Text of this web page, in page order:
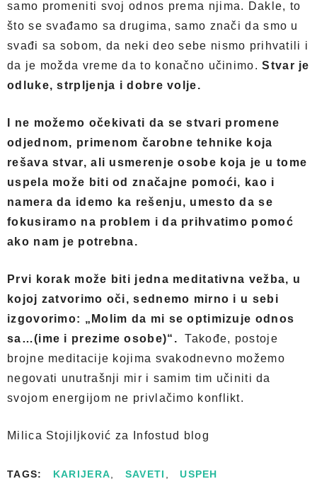
samo promeniti svoj odnos prema njima. Dakle, to
što se svađamo sa drugima, samo znači da smo u
svađi sa sobom, da neki deo sebe nismo prihvatili i
da je možda vreme da to konačno učinimo.Stvar je
odluke, strpljenja i dobre volje.
I ne možemo očekivati da se stvari promene
odjednom, primenom čarobne tehnike koja
rešava stvar, ali usmerenje osobe koja je u tome
uspela može biti od značajne pomoći, kao i
namera da idemo ka rešenju, umesto da se
fokusiramo na problem i da prihvatimo pomoć
ako nam je potrebna.
Prvi korak može biti jedna meditativna vežba, u
kojoj zatvorimo oči, sednemo mirno i u sebi
izgovorimo: „Molim da mi se optimizuje odnos
sa…(ime i prezime osobe)“.Takođe, postoje
brojne meditacije kojima svakodnevno možemo
negovati unutrašnji mir i samim tim učiniti da
svojom energijom ne privlačimo konflikt.
Milica Stojiljković za Infostud blog
TAGS: KARIJERA SAVETI USPEH